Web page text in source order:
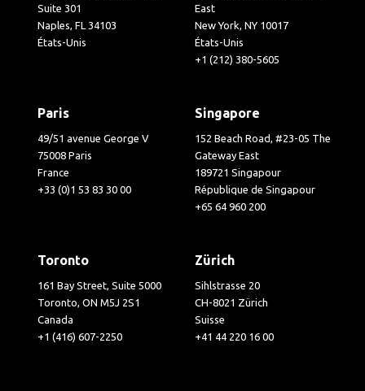
Suite 301
Naples, FL 34103
États-Unis
East
New York, NY 10017
États-Unis
+1 (212) 380-5605
Paris
49/51 avenue George V
75008 Paris
France
+33 (0)1 53 83 30 00
Singapore
152 Beach Road, #23-05 The
Gateway East
189721 Singapour
République de Singapour
+65 64 960 200
Toronto
161 Bay Street, Suite 5000
Toronto, ON M5J 2S1
Canada
+1 (416) 607-2250
Zürich
Sihlstrasse 20
CH-8021 Zürich
Suisse
+41 44 220 16 00